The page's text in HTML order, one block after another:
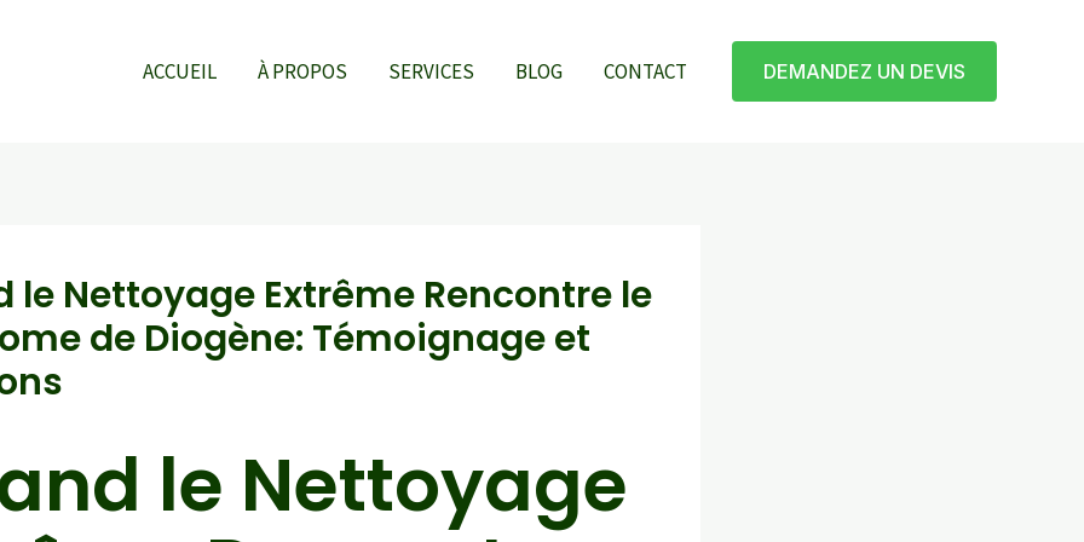
ACCUEIL À PROPOS SERVICES BLOG CONTACT DEMANDEZ UN DEVIS
le Nettoyage Extrême Rencontre le
de Diogène: Témoignage et
le Nettoyage